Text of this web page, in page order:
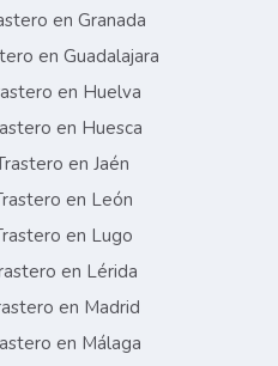
en Granada
en Guadalajara
en Huelva
en Huesca
en Jaén
en León
en Lugo
en Lérida
en Madrid
en Málaga